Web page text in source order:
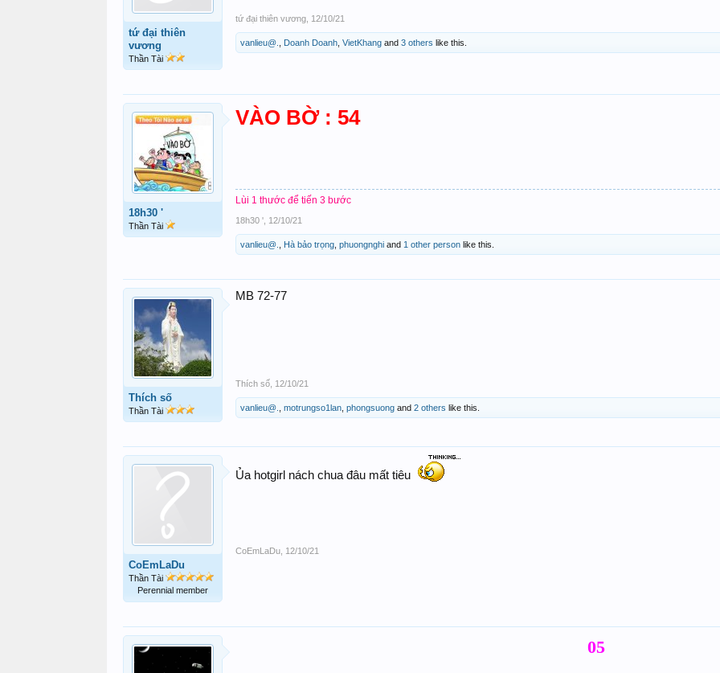
tứ đại thiên
vương
Thần Tài
tứ đại thiên vương 12/10/21
vanlieu@. Doanh Doanh VietKhang and 3 others like this.
18h30 '
Thần Tài
VÀO BỜ : 54
Lùi 1 thước để tiến 3 bước
18h30 ' 12/10/21
vanlieu@. Hà bảo trọng phuongnghi and 1 other person like this.
Thích số
Thần Tài
MB 72-77
Thích số 12/10/21
vanlieu@. motrungso1lan phongsuong and 2 others like this.
CoEmLaDu
Thần Tài
Perennial member
Ủa hotgirl nách chua đâu mất tiêu
CoEmLaDu 12/10/21
05